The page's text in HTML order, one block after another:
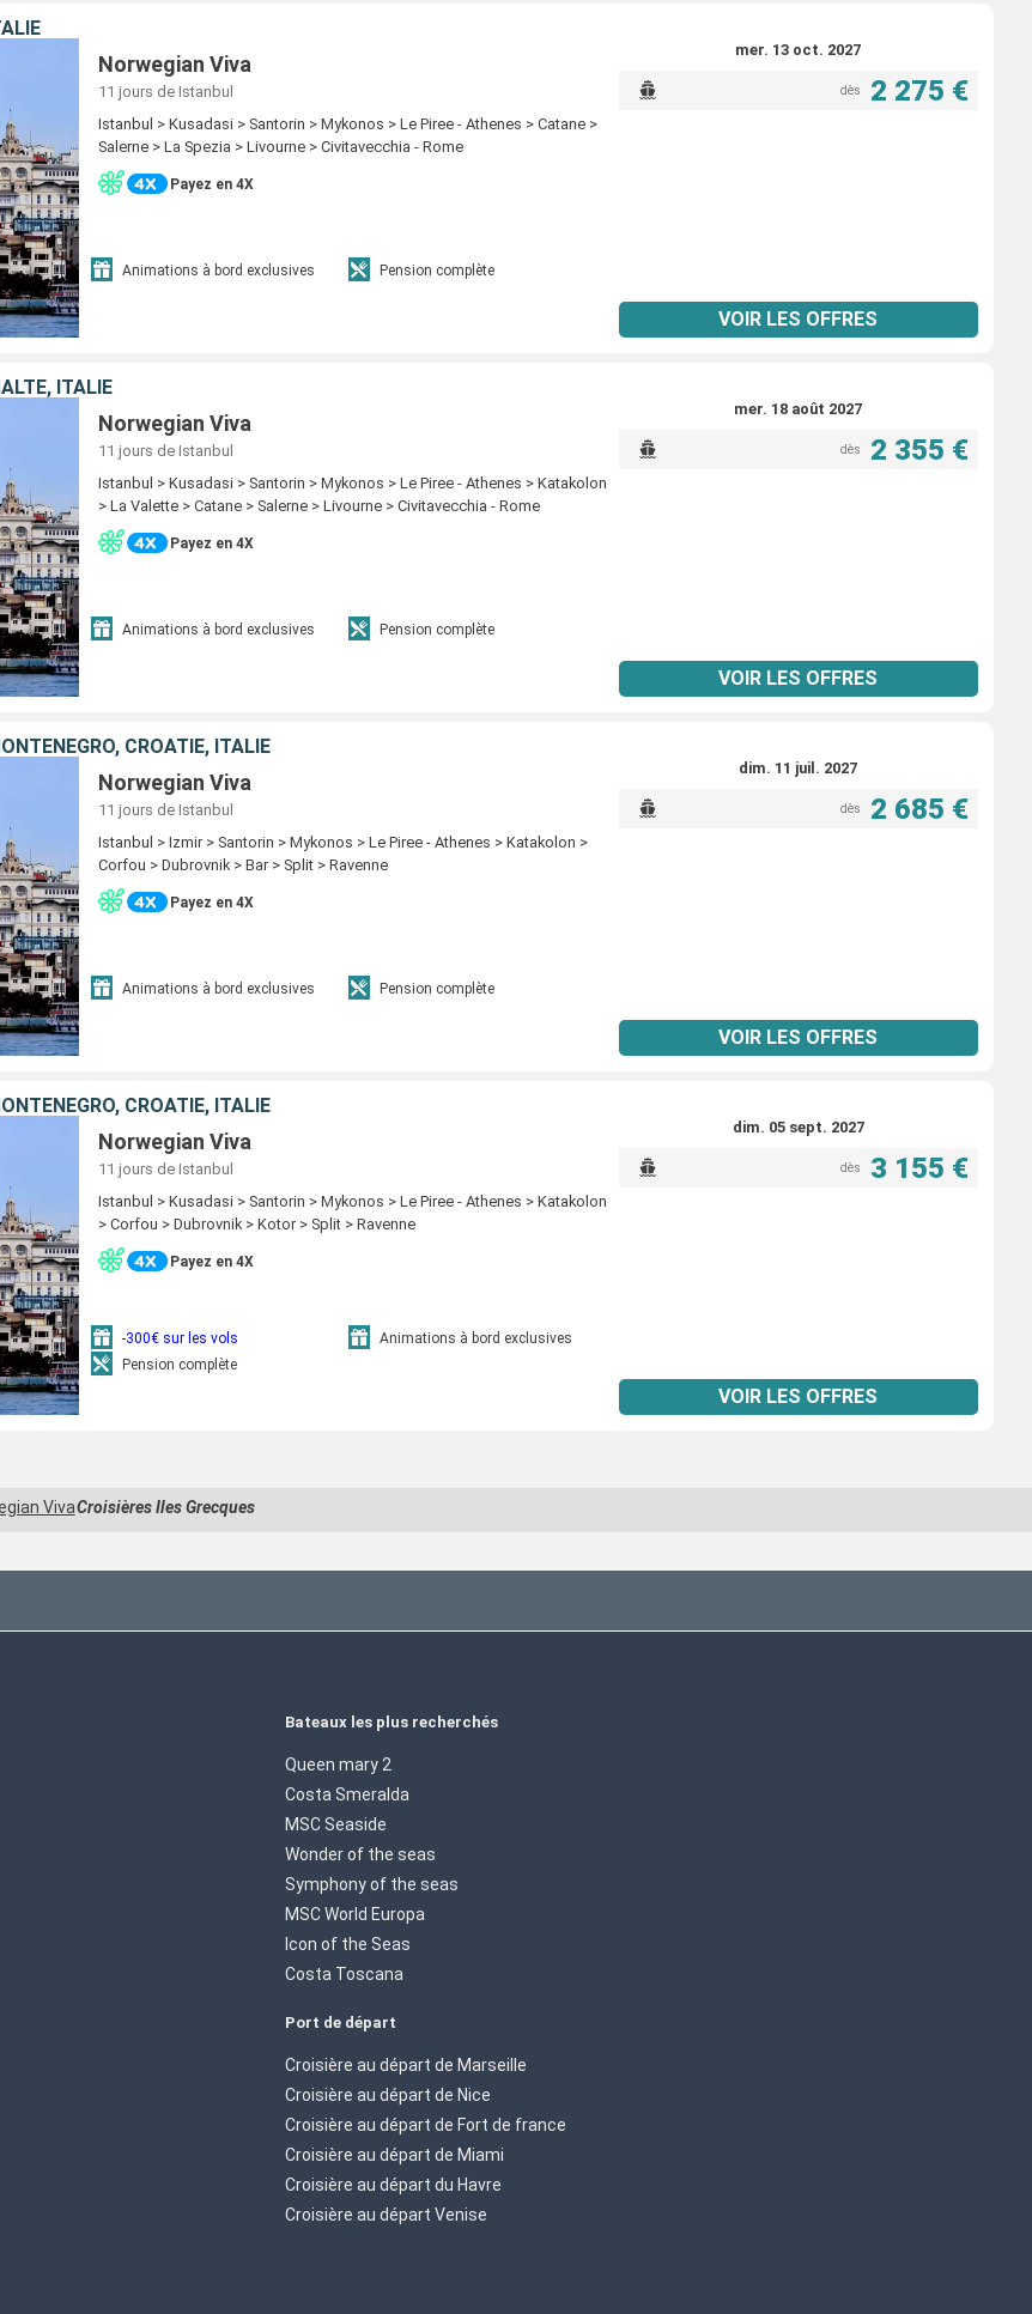
Norwegian Viva
11 jours de Istanbul
Istanbul > Kusadasi > Santorin > Mykonos > Le Piree - Athenes > Catane >
Salerne > La Spezia > Livourne > Civitavecchia - Rome
Payez en 4X
Animations à bord exclusives Pension complète
mer. 13 oct. 2027
dès 2 275 €
VOIR LES OFFRES
ITALIE
Norwegian Viva
11 jours de Istanbul
Istanbul > Kusadasi > Santorin > Mykonos > Le Piree - Athenes > Katakolon
> La Valette > Catane > Salerne > Livourne > Civitavecchia - Rome
Payez en 4X
Animations à bord exclusives Pension complète
mer. 18 août 2027
dès 2 355 €
VOIR LES OFFRES
CROATIE, ITALIE
Norwegian Viva
11 jours de Istanbul
Istanbul > Izmir > Santorin > Mykonos > Le Piree - Athenes > Katakolon >
Corfou > Dubrovnik > Bar > Split > Ravenne
Payez en 4X
Animations à bord exclusives Pension complète
dim. 11 juil. 2027
dès 2 685 €
VOIR LES OFFRES
CROATIE, ITALIE
Norwegian Viva
11 jours de Istanbul
Istanbul > Kusadasi > Santorin > Mykonos > Le Piree - Athenes > Katakolon
> Corfou > Dubrovnik > Kotor > Split > Ravenne
Payez en 4X
-300€ sur les vols
Animations à bord exclusives
Pension complète
dim. 05 sept. 2027
dès 3 155 €
VOIR LES OFFRES
VivaCroisières Iles Grecques
Bateaux les plus recherchés
Queen mary 2
Costa Smeralda
MSC Seaside
Wonder of the seas
Symphony of the seas
MSC World Europa
Icon of the Seas
Costa Toscana
Port de départ
Croisière au départ de Marseille
Croisière au départ de Nice
Croisière au départ de Fort de france
Croisière au départ de Miami
Croisière au départ du Havre
Croisière au départ Venise